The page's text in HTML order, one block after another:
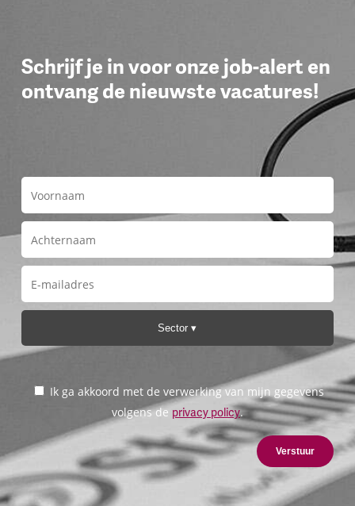
Schrijf je in voor onze job-alert en
ontvang de nieuwste vacatures!
Sector
Ik ga akkoord met de verwerking van mijn gegevens
volgens de privacy policy.
Verstuur